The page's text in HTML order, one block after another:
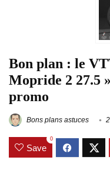
Bon plan : le
Mopride 2 27.5
promo
Bons plans astuces
Save
0